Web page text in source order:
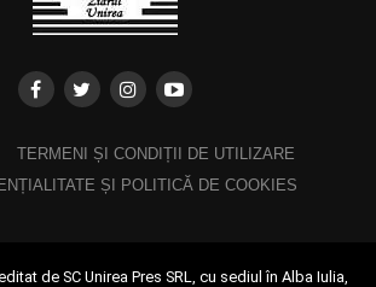
TERMENI ȘI CONDIȚII DE UTILIZARE
ȘI POLITICĂ DE COOKIES
de SC Unirea Pres SRL, cu sediul în Alba Iulia,